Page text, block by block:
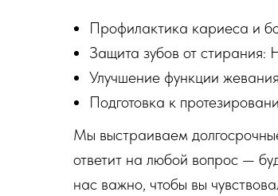
Профилактика кариеса и
Защита зубов от стирания:
Улучшение функции
Подготовка к
Мы выстраиваем
ответит на любой вопрос —
нас важно, чтобы вы